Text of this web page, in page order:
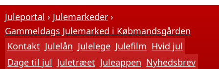
Juleportal
Julemarkeder
Gammeldags Julemarked i Købmandsgården
Kontakt Julelån Julelege Julefilm Hvid jul
Dage til jul Juletræet Juleappen Nyhedsbrev